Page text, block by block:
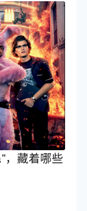
，藏着哪些